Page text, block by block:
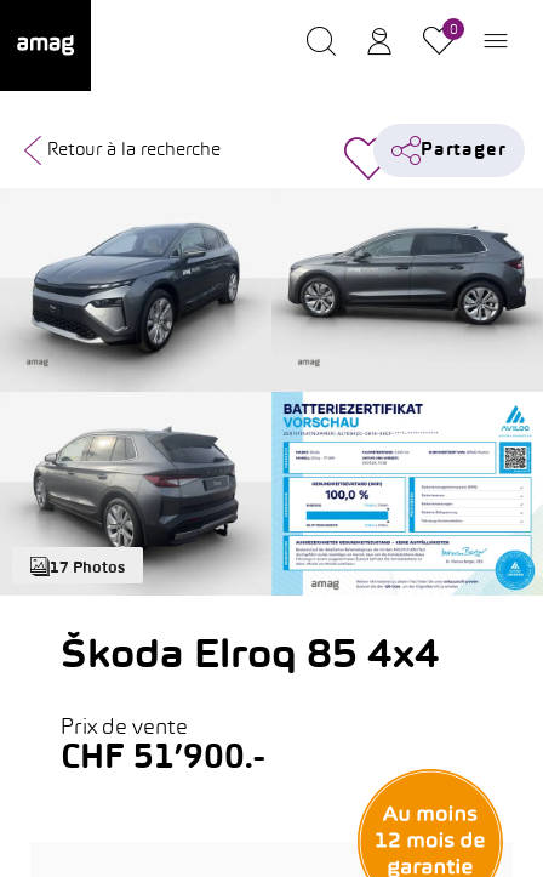
0
17 Photos
Retour à la recherche Partager
Škoda Elroq 85 4x4
Prix de vente
CHF 51’900.-